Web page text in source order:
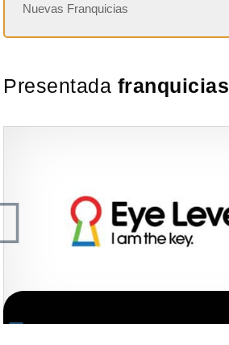
Nuevas Franquicias
Presentada franquicias